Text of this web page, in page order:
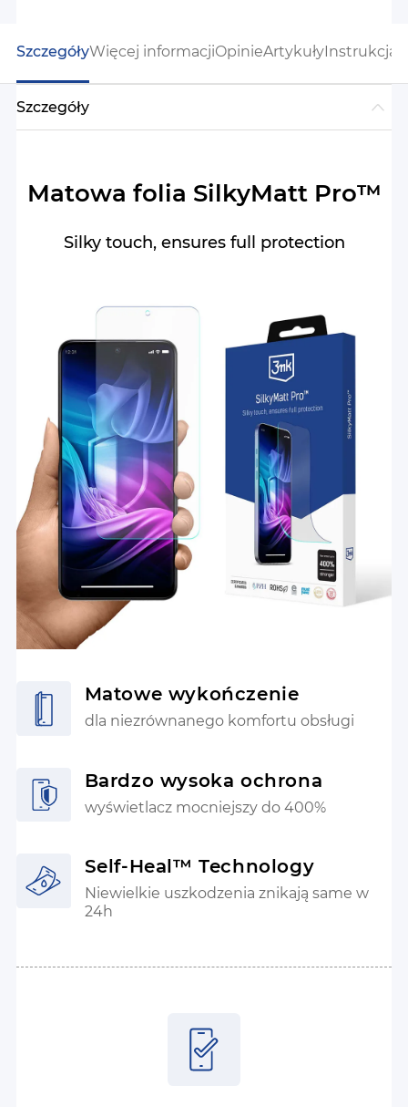
SzczegółyWięcej informacjiOpinieArtykułyInstrukcja
Szczegóły
Matowa folia SilkyMatt Pro™
Silky touch, ensures full protection
Matowe wykończenie
dla niezrównanego komfortu obsługi
Bardzo wysoka ochrona
wyświetlacz mocniejszy do 400%
Self-Heal™ Technology
Niewielkie uszkodzenia znikają same w
24h